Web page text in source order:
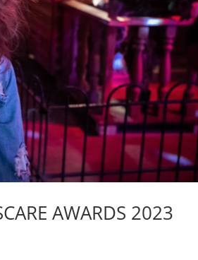
AWARDS 2023